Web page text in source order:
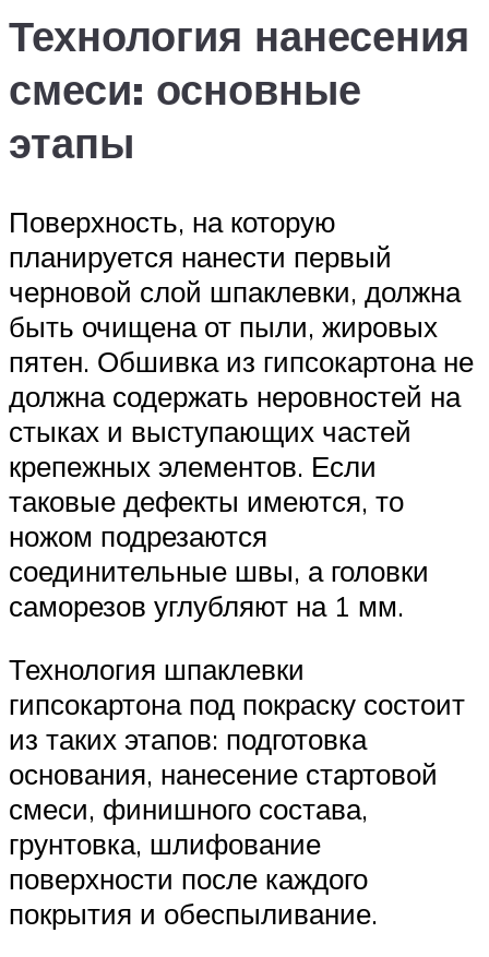
Технология нанесения
смеси: основные
этапы
Поверхность, на которую
планируется нанести первый
черновой слой шпаклевки, должна
быть очищена от пыли, жировых
пятен. Обшивка из гипсокартона не
должна содержать неровностей на
стыках и выступающих частей
крепежных элементов. Если
таковые дефекты имеются, то
ножом подрезаются
соединительные швы, а головки
саморезов углубляют на 1 мм.
Технология шпаклевки
гипсокартона под покраску состоит
из таких этапов: подготовка
основания, нанесение стартовой
смеси, финишного состава,
грунтовка, шлифование
поверхности после каждого
покрытия и обеспыливание.